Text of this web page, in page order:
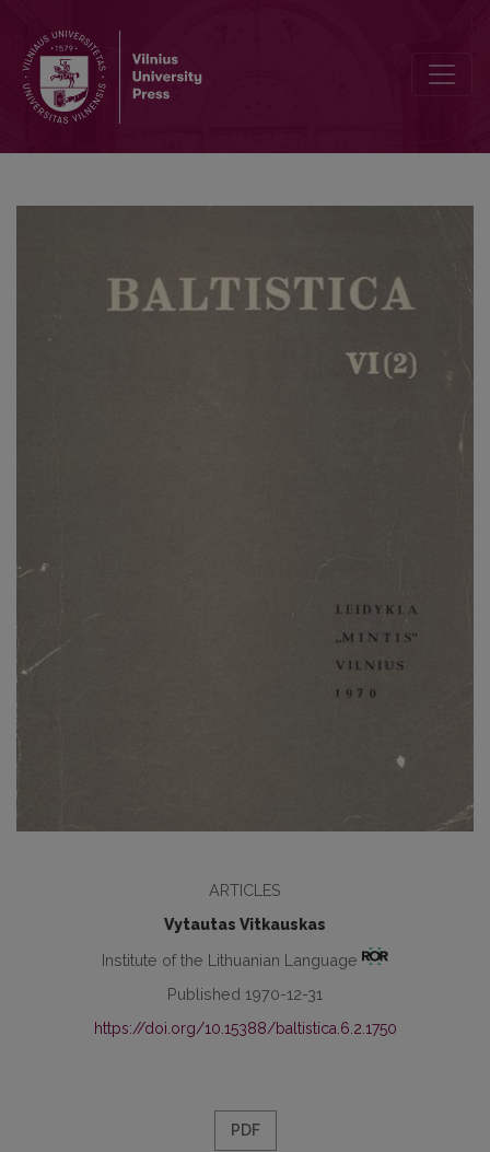
ARTICLES
Vytautas Vitkauskas
Institute of the Lithuanian Language
Published 1970-12-31
https://doi.org/10.15388/baltistica.6.2.1750
PDF